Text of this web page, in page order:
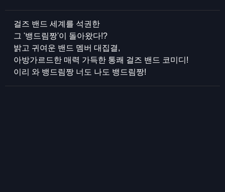
걸즈 밴드 세계를 석권한
그 '뱅드림짱'이 돌아왔다!?
밝고 귀여운 밴드 멤버 대집결,
아방가르드한 매력 가득한 통쾌 걸즈 밴드 코미디!
이리 와 뱅드림짱 너도 나도 뱅드림짱!